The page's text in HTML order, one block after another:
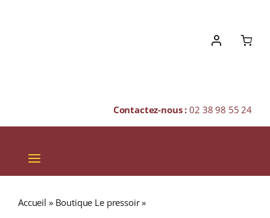
Contactez-nous :02 38 98 55 24
Toggle
Navigation
Accueil » Boutique Le pressoir»